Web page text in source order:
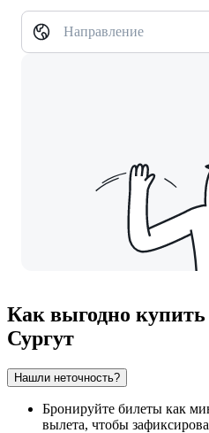
Направление
Как выгодно
Сургут
Нашли неточность?
Бронируйте билеты как
вылета, чтобы